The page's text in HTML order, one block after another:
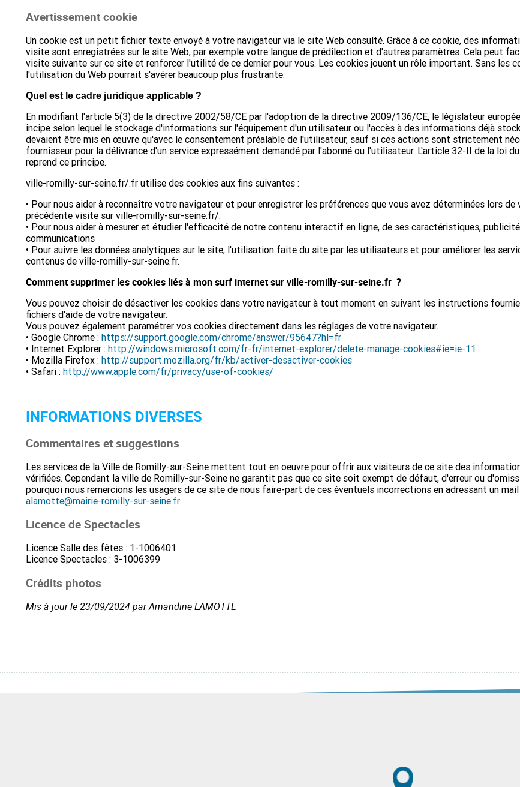
Avertissement cookie
Un cookie est un petit fichier texte envoyé à votre navigateur via le site Web consulté. Grâce à ce cookie, des
visite sont enregistrées sur le site Web, par exemple votre ­langue de prédilection et d'autres paramètres. Cela peut
visite suivante sur ce site et renforcer l'util­ité de ce dernier pour vous. Les cookies jouent un rôle important. Sans les
l'utilisation ­du Web pourrait s­'avérer beaucoup plus frustrante.
Quel est le cadre juridique applicable ?­
En mo­difiant l'article 5(3) de la directive 2­002/58/CE par l'adoption de la directive 2009/136/CE, le législateur
incipe selon lequel le stockage d'informations sur l'équipement d'un utilisateur ou l'accès à des informations déjà
devaient être mis en œuvre qu'avec le consentement préalable de l'utilisateur, sauf si ces actions sont strictement
fournisseur pour la délivrance d'un service expressément demandé par l'abonné ou l'utilisateur. L'article 32-II de la loi
reprend ce principe.
ville-romilly-sur-seine.fr/.fr utilise des cookies aux fins suivantes :
• Pour nous aider à reconnaître votre navigateur et pour enregistrer les préférences que vous avez déterminées lors de
précédente visite sur ville-romilly-sur-seine.fr/.
• Pour nous aider à mesurer et étudier l'efficacité de notre contenu interactif en ligne, de ses caractéristiques,
communications
• Pour suivre les données analytiques sur le site, l'utilisation faite du site par les utilisateurs et pour améliorer les
contenus de ville-romilly-sur-seine.fr.
Comment suppr­imer les cookies liés à mon surf internet sur ville-romilly-sur-seine.fr ?
Vous pouvez choisir de désactiver les cookies dans votre navigateur à tout moment en suivant les ­instructions
fichiers d'aide de votre navigateur.
Vous pouvez également paramétrer vos cookies directement dans les réglages de votre navigateur.
• Google Chrome : https://support.google.com/chrome/answer/95647?hl=fr
• Internet Explorer : http://windows.microsoft.com/fr-fr/internet-explorer/delete-manage-cookies#ie=ie-11
• Mozilla Firefox : http://support.mozilla.org/fr/kb/activer-desactiver-cookies
• Safari : http://www.apple.com/fr/privacy/use-of-cookies/
INFORMATIONS DIVERSES
Commentaires et suggestions
Les services de la Ville de Romilly-sur-Seine mettent tout en oeuvre pour offrir aux visiteurs de ce site des
vérifiées. Cependant la ville de Romilly-sur-Seine ne garantit pas que ce site soit exempt de défaut, d'erreur ou
pourquoi nous remercions les usagers de ce site de nous faire-part de ces éventuels incorrections en adressant un mail
alamotte@mairie-romilly-sur-seine.fr
Licence de Spectacles
Licence Salle des fêtes : 1-1006401
Licence Spectacles : 3-1006399
Crédits photos
Mis à jour le 23/09/2024 par Amandine LAMOTTE